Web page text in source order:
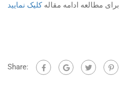
برای مطالعه ادامه مقالهکلیک نمایید
Share: